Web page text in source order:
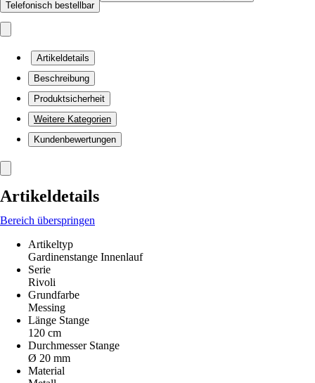
Telefonisch bestellbar
Artikeldetails
Beschreibung
Produktsicherheit
Weitere Kategorien
Kundenbewertungen
Artikeldetails
Bereich überspringen
Artikeltyp
Gardinenstange Innenlauf
Serie
Rivoli
Grundfarbe
Messing
Länge Stange
120 cm
Durchmesser Stange
Ø 20 mm
Material